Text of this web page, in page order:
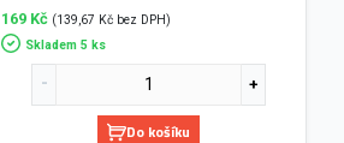
169 Kč (139,67 Kč bez DPH)
Skladem 5 ks
Do košíku